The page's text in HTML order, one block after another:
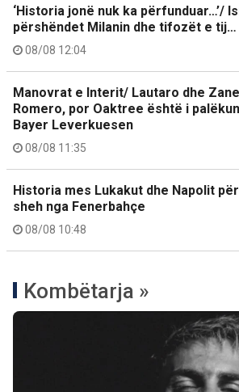
‘Historia jonë nuk ka përfunduar…’/
përshëndet Milanin dhe tifozët e tij…
08/08 12:04
Manovrat e Interit/ Lautaro dhe
Romero, por Oaktree është i
Bayer Leverkuesen
08/08 11:35
Historia mes Lukakut dhe Napolit
sheh nga Fenerbahçe
08/08 10:48
Kombëtarja »